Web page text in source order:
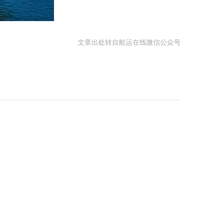
文章出处转自航运在线微信公众号